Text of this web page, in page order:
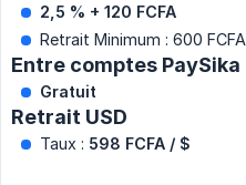
2,5 % + 120 FCFA
Retrait Minimum : 600 FCFA
Entre comptes PaySika
Gratuit
Retrait USD
Taux : 598 FCFA / $